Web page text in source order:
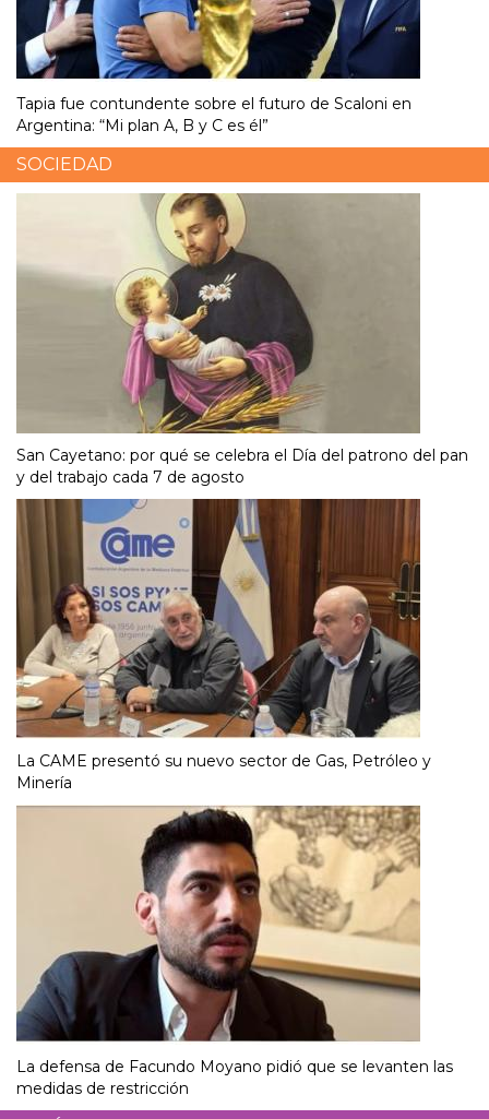
Tapia fue contundente sobre el futuro de Scaloni en
Argentina: “Mi plan A, B y C es él”
SOCIEDAD
San Cayetano: por qué se celebra el Día del patrono del pan
y del trabajo cada 7 de agosto
La CAME presentó su nuevo sector de Gas, Petróleo y
Minería
La defensa de Facundo Moyano pidió que se levanten las
medidas de restricción